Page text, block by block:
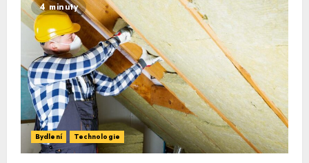
4 minuty
Bydlení Technologie